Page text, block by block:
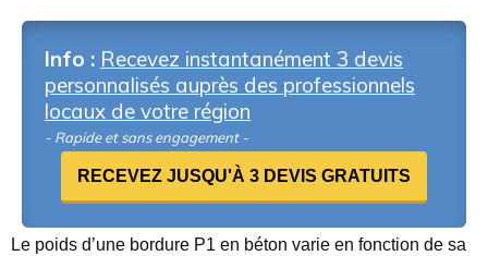
Info : Recevez instantanément 3 devis
personnalisés auprès des professionnels
locaux de votre région
- Rapide et sans engagement -
RECEVEZ JUSQU'À 3 DEVIS GRATUITS
Le poids d’une bordure P1 en béton varie en fonction de sa